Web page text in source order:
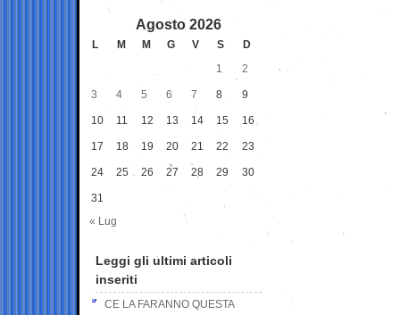
Agosto 2026
L M M G V S
D
1
2
3 4 5 6 7 8 9
10 11 12 13 14 15 16
17 18 19 20 21 22 23
24 25 26 27 28 29 30
31
« Lug
Leggi gli ultimi articoli
inseriti
CE LA FARANNO QUESTA